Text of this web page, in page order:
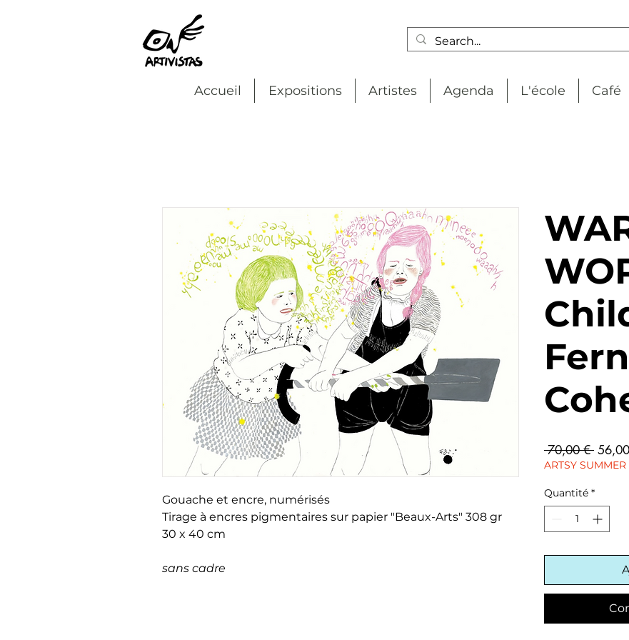
Accueil Expositions Artistes Agenda L'école Café
Gouache et encre, numérisés
Tirage à encres pigmentaires sur papier "Beaux-Arts" 308 gr
30 x 40 cm
sans cadre
70,00 € Prix
original
ARTSY SUMMER
Quantité *